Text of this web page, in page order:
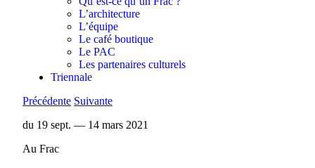
L’architecture
L’équipe
Le café boutique
Le PAC
Les partenaires culturels
Triennale
Précédente Suivante
du 19 sept. — 14 mars 2021
Au Frac